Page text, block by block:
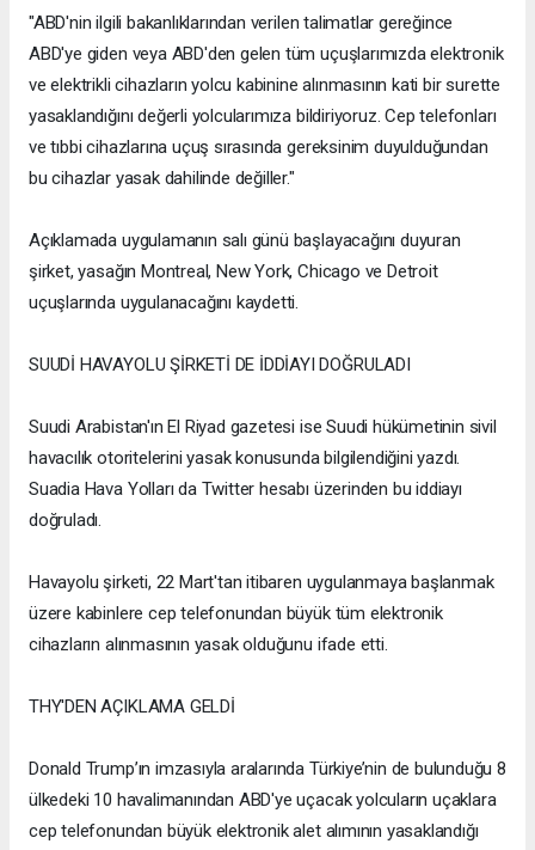
"ABD'nin ilgili bakanlıklarından verilen talimatlar gereğince
ABD'ye giden veya ABD'den gelen tüm uçuşlarımızda elektronik
ve elektrikli cihazların yolcu kabinine alınmasının kati bir surette
yasaklandığını değerli yolcularımıza bildiriyoruz. Cep telefonları
ve tıbbi cihazlarına uçuş sırasında gereksinim duyulduğundan
bu cihazlar yasak dahilinde değiller."
Açıklamada uygulamanın salı günü başlayacağını duyuran
şirket, yasağın Montreal, New York, Chicago ve Detroit
uçuşlarında uygulanacağını kaydetti.
SUUDİ HAVAYOLU ŞİRKETİ DE İDDİAYI DOĞRULADI
Suudi Arabistan'ın El Riyad gazetesi ise Suudi hükümetinin sivil
havacılık otoritelerini yasak konusunda bilgilendiğini yazdı.
Suadia Hava Yolları da Twitter hesabı üzerinden bu iddiayı
doğruladı.
Havayolu şirketi, 22 Mart'tan itibaren uygulanmaya başlanmak
üzere kabinlere cep telefonundan büyük tüm elektronik
cihazların alınmasının yasak olduğunu ifade etti.
THY'DEN AÇIKLAMA GELDİ
Donald Trump’ın imzasıyla aralarında Türkiye’nin de bulunduğu 8
ülkedeki 10 havalimanından ABD'ye uçacak yolcuların uçaklara
cep telefonundan büyük elektronik alet alımının yasaklandığı